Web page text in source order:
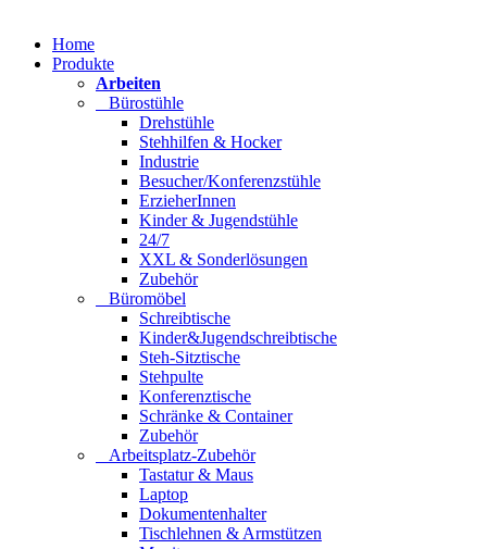
Home
Produkte
Arbeiten
Bürostühle
Drehstühle
Stehhilfen & Hocker
Industrie
Besucher/Konferenzstühle
ErzieherInnen
Kinder & Jugendstühle
24/7
XXL & Sonderlösungen
Zubehör
Büromöbel
Schreibtische
Kinder&Jugendschreibtische
Steh-Sitztische
Stehpulte
Konferenztische
Schränke & Container
Zubehör
Arbeitsplatz-Zubehör
Tastatur & Maus
Laptop
Dokumentenhalter
Tischlehnen & Armstützen